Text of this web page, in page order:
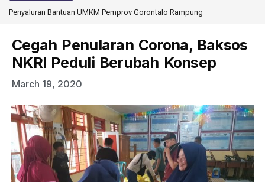
Penyaluran Bantuan UMKM Pemprov Gorontalo RampungGorontalo Ikut
Cegah Penularan Corona, Baksos
NKRI Peduli Berubah Konsep
March 19, 2020